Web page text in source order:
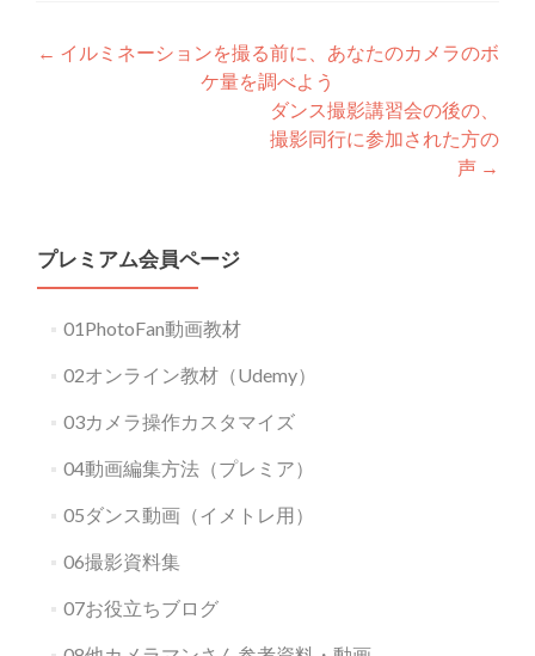
Post
navigation
← イルミネーションを撮る前に、あなたのカメラのボ
ケ量を調べよう
ダンス撮影講習会の後の、
撮影同行に参加された方の
声 →
プレミアム会員ページ
01PhotoFan動画教材
02オンライン教材（Udemy）
03カメラ操作カスタマイズ
04動画編集方法（プレミア）
05ダンス動画（イメトレ用）
06撮影資料集
07お役立ちブログ